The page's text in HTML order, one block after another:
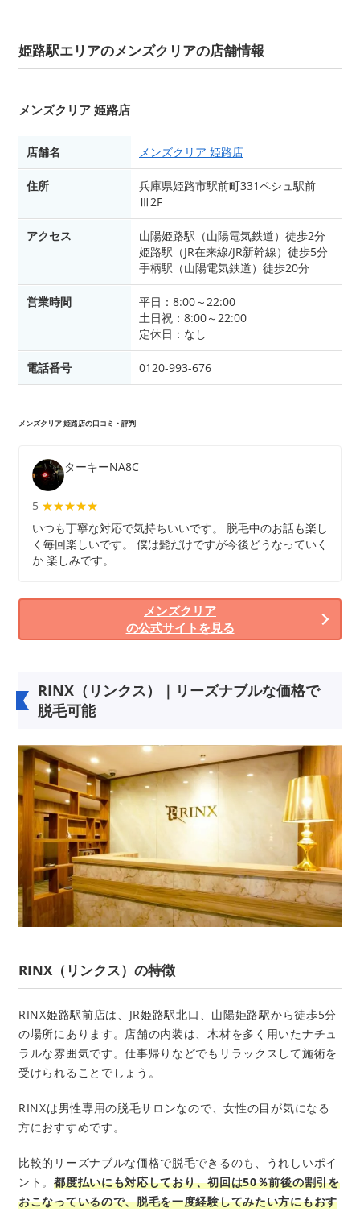
姫路駅エリアのメンズクリアの店舗情報
メンズクリア 姫路店
店舗名 メンズクリア 姫路店
住所
兵庫県姫路市駅前町331ペシュ駅前
Ⅲ2F
アクセス
山陽姫路駅（山陽電気鉄道）徒歩2分
姫路駅（JR在来線/JR新幹線）徒歩5分
手柄駅（山陽電気鉄道）徒歩20分
営業時間
平日：8:00～22:00
土日祝：8:00～22:00
定休日：なし
電話番号 0120-993-676
メンズクリア 姫路店の口コミ・評判
ターキーNA8C
5 ★★★★★
★★★★★
いつも丁寧な対応で気持ちいいです。 脱毛中のお話も楽し
く毎回楽しいです。 僕は髭だけですが今後どうなっていく
か 楽しみです。
メンズクリア
の公式サイトを見る
RINX（リンクス）｜リーズナブルな価格で
脱毛可能
RINX（リンクス）の特徴
RINX姫路駅前店は、JR姫路駅北口、山陽姫路駅から徒歩5分
の場所にあります。店舗の内装は、木材を多く用いたナチュ
ラルな雰囲気です。仕事帰りなどでもリラックスして施術を
受けられることでしょう。
RINXは男性専用の脱毛サロンなので、女性の目が気になる
方におすすめです。
比較的リーズナブルな価格で脱毛できるのも、うれしいポイ
ント。都度払いにも対応しており、初回は50％前後の割引を
おこなっているので、脱毛を一度経験してみたい方にもおす